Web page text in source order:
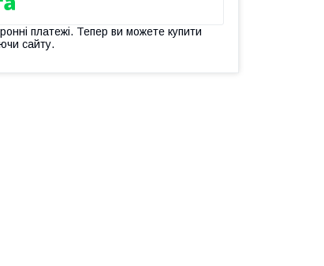
платежі. Тепер ви можете купити
сайту.